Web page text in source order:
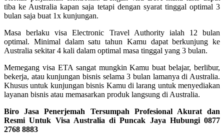
tiba ke Australia kapan saja tetapi dengan syarat tinggal optimal 3
bulan saja buat 1x kunjungan.
Masa berlaku visa Electronic Travel Authority ialah 12 bulan
optimal. Minimal dalam satu tahun Kamu dapat berkunjung ke
Australia sekitar 4 kali dalam optimal masa tinggal yang 3 bulan.
Memegang visa ETA sangat mungkin Kamu buat belajar, berlibur,
bekerja, atau kunjungan bisnis selama 3 bulan lamanya di Australia.
Khusus untuk kunjungan bisnis Kamu di larang untuk menyediakan
layanan bisnis atau memasarkan produk langsung di Australia.
Biro Jasa Penerjemah Tersumpah Profesional Akurat dan
Resmi Untuk Visa Australia di Puncak Jaya Hubungi 0877
2768 8883